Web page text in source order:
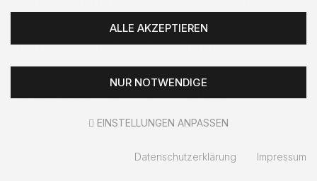
mit Ihrem derzeitigen
Status) keine Preise
ALLE AKZEPTIEREN
NUR NOTWENDIGE
EINSTELLUNGEN ANPASSEN
Datenschutzerklärung Impressum